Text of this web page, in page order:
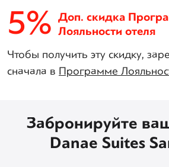
5% Доп. скидка
Лояльности отеля
Чтобы получить эту скидку,
сначала в Программе
Забронируйте
Danae Suites